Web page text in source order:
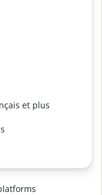
et plus